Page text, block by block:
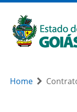
Home